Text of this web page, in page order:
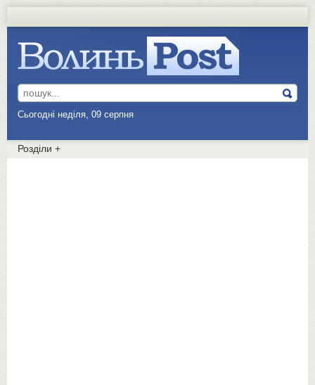
Сьогодні неділя, 09 серпня
Розділи +